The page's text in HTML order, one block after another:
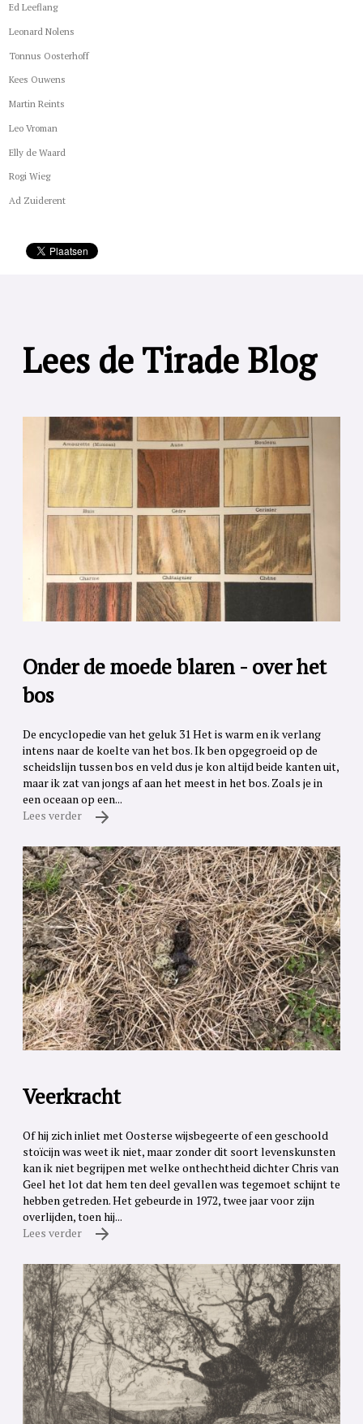
Ed Leeflang
Leonard Nolens
Tonnus Oosterhoff
Kees Ouwens
Martin Reints
Leo Vroman
Elly de Waard
Rogi Wieg
Ad Zuiderent
Lees de Tirade Blog
Onder de moede blaren - over het
bos
De encyclopedie van het geluk 31 Het is warm en ik verlang
intens naar de koelte van het bos. Ik ben opgegroeid op de
scheidslijn tussen bos en veld dus je kon altijd beide kanten uit,
maar ik zat van jongs af aan het meest in het bos. Zoals je in
een oceaan op een...
Lees verder
Veerkracht
Of hij zich inliet met Oosterse wijsbegeerte of een geschoold
stoïcijn was weet ik niet, maar zonder dit soort levenskunsten
kan ik niet begrijpen met welke onthechtheid dichter Chris van
Geel het lot dat hem ten deel gevallen was tegemoet schijnt te
hebben getreden. Het gebeurde in 1972, twee jaar voor zijn
overlijden, toen hij...
Lees verder